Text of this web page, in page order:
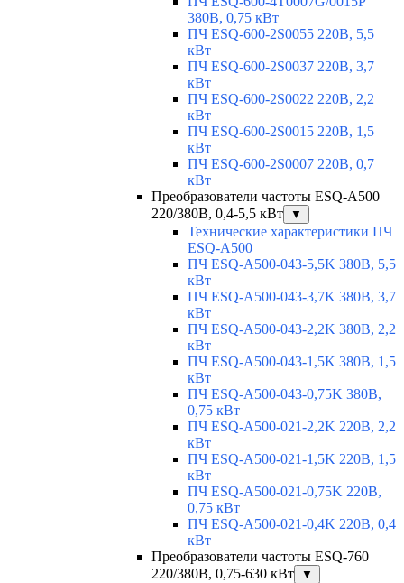
380В, 0,75 кВт
ПЧ ESQ-600-2S0055 220В, 5,5
кВт
ПЧ ESQ-600-2S0037 220В, 3,7
кВт
ПЧ ESQ-600-2S0022 220В, 2,2
кВт
ПЧ ESQ-600-2S0015 220В, 1,5
кВт
ПЧ ESQ-600-2S0007 220В, 0,7
кВт
Преобразователи частоты ESQ-A500
220/380В, 0,4-5,5 кВт
▼
Технические характеристики ПЧ
ESQ-A500
ПЧ ESQ-A500-043-5,5K 380В, 5,5
кВт
ПЧ ESQ-A500-043-3,7K 380В, 3,7
кВт
ПЧ ESQ-A500-043-2,2K 380В, 2,2
кВт
ПЧ ESQ-A500-043-1,5K 380В, 1,5
кВт
ПЧ ESQ-A500-043-0,75K 380В,
0,75 кВт
ПЧ ESQ-A500-021-2,2K 220В, 2,2
кВт
ПЧ ESQ-A500-021-1,5K 220В, 1,5
кВт
ПЧ ESQ-A500-021-0,75K 220В,
0,75 кВт
ПЧ ESQ-A500-021-0,4K 220В, 0,4
кВт
Преобразователи частоты ESQ-760
220/380В, 0,75-630 кВт
▼